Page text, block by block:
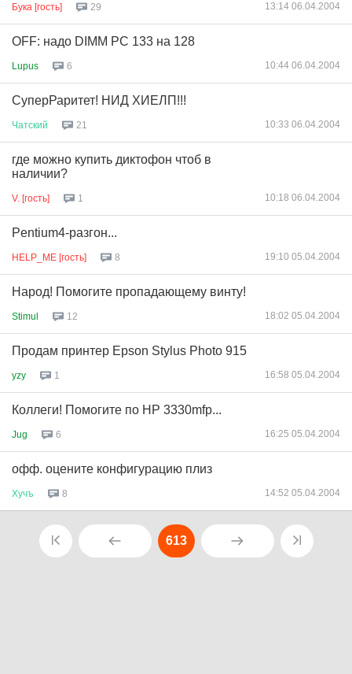
Бука [гость] 29 13:14 06.04.2004
OFF: надо DIMM PC 133 на 128
Lupus 6 10:44 06.04.2004
СуперРаритет! НИД ХИЕЛП!!!
Чатский 21 10:33 06.04.2004
где можно купить диктофон чтоб в
наличии?
V. [гость] 1 10:18 06.04.2004
Pentium4-разгон...
HELP_ME [гость] 8 19:10 05.04.2004
Народ! Помогите пропадающему винту!
Stimul 12 18:02 05.04.2004
Продам принтер Epson Stylus Photo 915
yzy 1 16:58 05.04.2004
Коллеги! Помогите по HP 3330mfp...
Jug 6 16:25 05.04.2004
офф. оцените конфигурацию плиз
Хучъ 8 14:52 05.04.2004
613